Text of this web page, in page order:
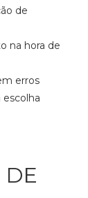
de
na hora de
erros
DE